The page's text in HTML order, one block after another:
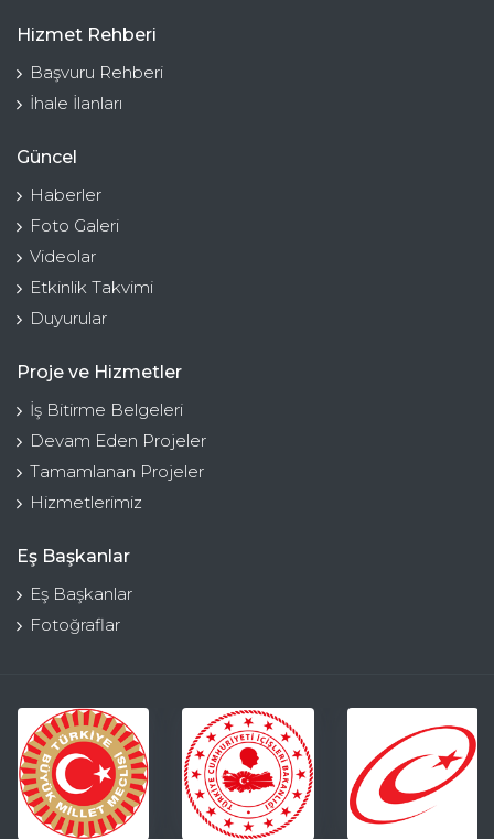
Hizmet Rehberi
Başvuru Rehberi
İhale İlanları
Güncel
Haberler
Foto Galeri
Videolar
Etkinlik Takvimi
Duyurular
Proje ve Hizmetler
İş Bitirme Belgeleri
Devam Eden Projeler
Tamamlanan Projeler
Hizmetlerimiz
Eş Başkanlar
Eş Başkanlar
Fotoğraflar